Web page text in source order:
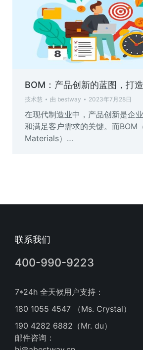
BOM：产品创新的蓝图，打
技术慧 由 bestway 2023年7月28日
在现代制造业中，产品创新是企
和满足客户需求的关键。而BOM
Materials）…
联系我们
400-990-9223
7*24h 全天候用户支持：
180 1055 4547 （Ms. Crystal）
190 4282 6882（Mr. du）
邮件咨询：